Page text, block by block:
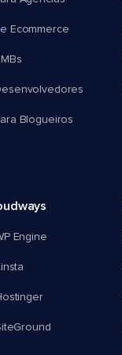
Ecommerce
Blogueiros
Engine